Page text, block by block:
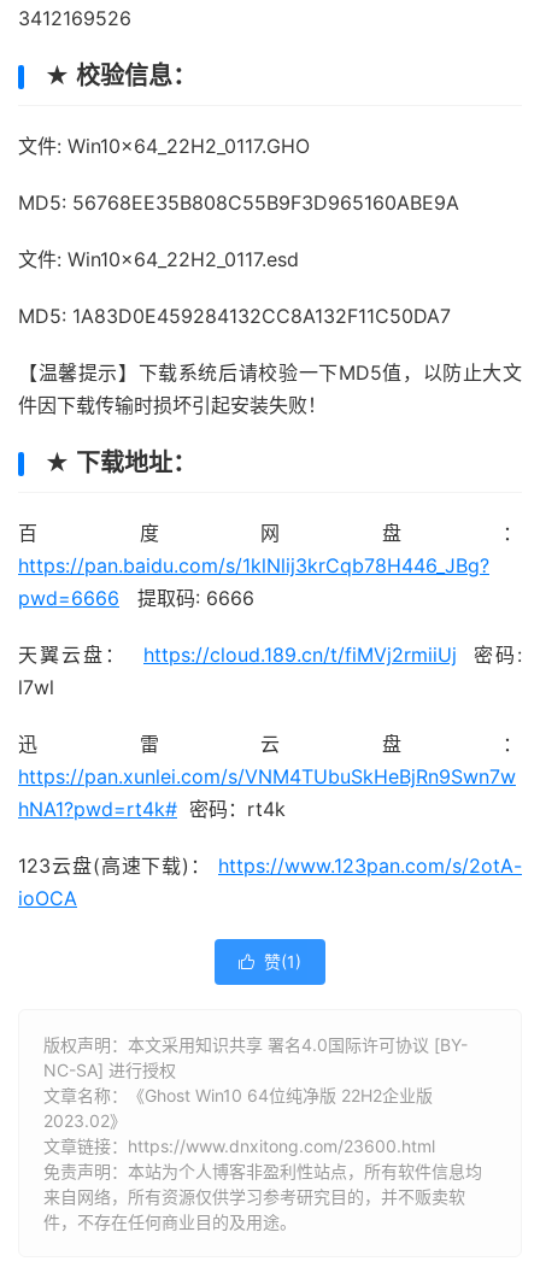
3412169526
★ 校验信息：
文件: Win10x64_22H2_0117.GHO
MD5: 56768EE35B808C55B9F3D965160ABE9A
文件: Win10x64_22H2_0117.esd
MD5: 1A83D0E459284132CC8A132F11C50DA7
【温馨提示】下载系统后请校验一下MD5值，以防止大文
件因下载传输时损坏引起安装失败！
★ 下载地址：
百度网盘：
https://pan.baidu.com/s/1klNlij3krCqb78H446_JBg?
pwd=6666 提取码: 6666
天翼云盘： https://cloud.189.cn/t/fiMVj2rmiiUj 密码:
l7wl
迅雷云盘：
https://pan.xunlei.com/s/VNM4TUbuSkHeBjRn9Swn7w
hNA1?pwd=rt4k# 密码：rt4k
123云盘(高速下载)： https://www.123pan.com/s/2otA-
ioOCA
 赞(1)
版权声明：本文采用知识共享 署名4.0国际许可协议 [BY-
NC-SA] 进行授权
文章名称：《Ghost Win10 64位纯净版 22H2企业版
2023.02》
文章链接： https://www.dnxitong.com/23600.html
免责声明：本站为个人博客非盈利性站点，所有软件信息均
来自网络，所有资源仅供学习参考研究目的，并不贩卖软
件，不存在任何商业目的及用途。